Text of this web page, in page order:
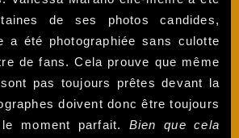
de ses photos candides,
a été photographiée sans culotte
de fans. Cela prouve que même
pas toujours prêtes devant la
doivent donc être toujours
moment parfait. Bien que cela